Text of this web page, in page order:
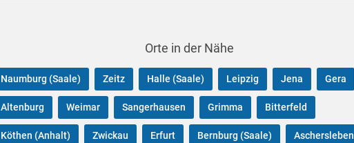
Orte in der Nähe
Naumburg (Saale) Zeitz Halle (Saale) Leipzig Jena Gera
Altenburg Weimar Sangerhausen Grimma Bitterfeld
Köthen (Anhalt) Zwickau Erfurt Bernburg (Saale) Aschersleben